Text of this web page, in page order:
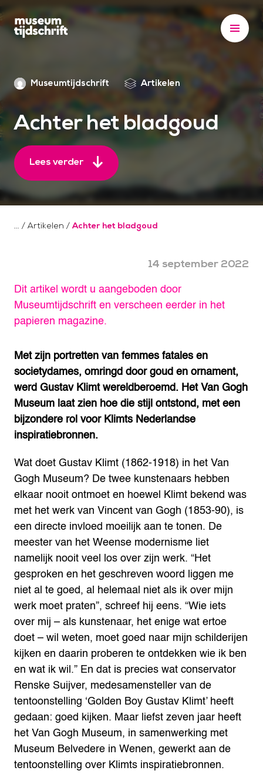
S
k
c
o
n
e
t
Museumtijdschrift Artikelen
Achter het bladgoud
Lees verder
/ Artikelen /Achter het bladgoud
14 september 2022
Dit artikel wordt u aangeboden door
Museumtijdschrift en verscheen eerder in het
papieren magazine.
Met zijn portretten van femmes fatales en
societydames, omringd door goud en ornament,
werd Gustav Klimt wereldberoemd. Het Van Gogh
Museum laat zien hoe die stijl ontstond, met een
bijzondere rol voor Klimts Nederlandse
inspiratiebronnen.
Wat doet Gustav Klimt (1862-1918) in het Van
Gogh Museum? De twee kunstenaars hebben
elkaar nooit ontmoet en hoewel Klimt bekend was
met het werk van Vincent van Gogh (1853-90), is
een directe invloed moeilijk aan te tonen. De
meester van het Weense modernisme liet
namelijk nooit veel los over zijn werk. “Het
gesproken en het geschreven woord liggen me
niet al te goed, al helemaal niet als ik over mijn
werk moet praten”, schreef hij eens. “Wie iets
over mij – als kunstenaar, het enige wat ertoe
doet – wil weten, moet goed naar mijn schilderijen
kijken en daarin proberen te ontdekken wie ik ben
en wat ik wil.” En dat is precies wat conservator
Renske Suijver, medesamensteller van de
tentoonstelling ‘Golden Boy Gustav Klimt’ heeft
gedaan: goed kijken. Maar liefst zeven jaar heeft
het Van Gogh Museum, in samenwerking met
Museum Belvedere in Wenen, gewerkt aan de
tentoonstelling over Klimts inspiratiebronnen.